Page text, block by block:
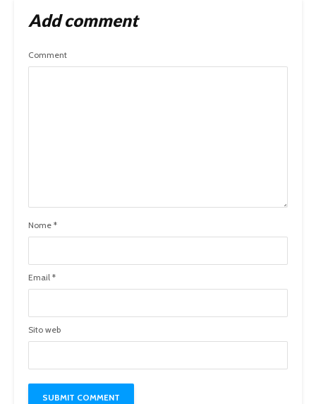
Add comment
Comment
Nome *
Email *
Sito web